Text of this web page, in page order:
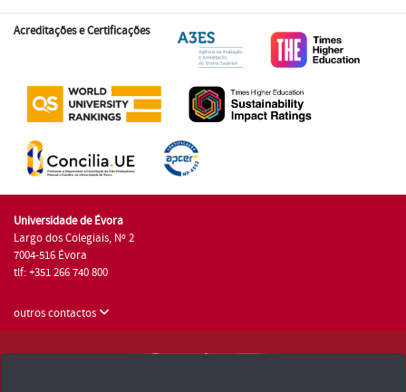
Acreditações e Certificações
Universidade de Évora
Largo dos Colegiais, Nº 2
7004-516 Évora
tlf: +351 266 740 800
outros contactos